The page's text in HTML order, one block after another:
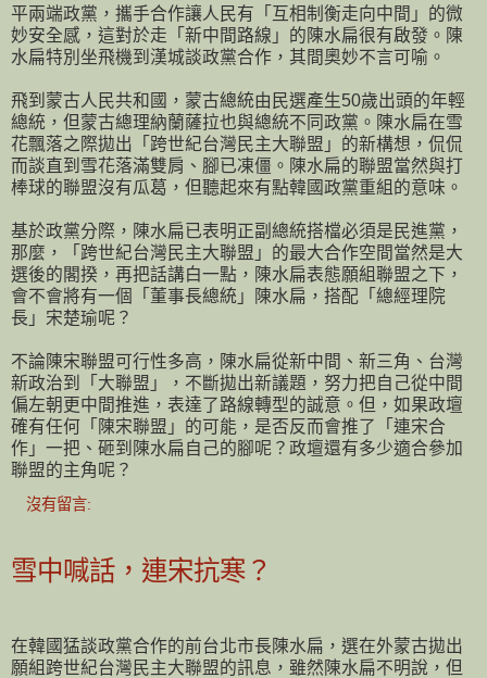
平兩端政黨，攜手合作讓人民有「互相制衡走向中間」的微
妙安全感，這對於走「新中間路線」的陳水扁很有啟發。陳
水扁特別坐飛機到漢城談政黨合作，其間奧妙不言可喻。
飛到蒙古人民共和國，蒙古總統由民選產生50歲出頭的年輕
總統，但蒙古總理納蘭薩拉也與總統不同政黨。陳水扁在雪
花飄落之際拋出「跨世紀台灣民主大聯盟」的新構想，侃侃
而談直到雪花落滿雙肩、腳已凍僵。陳水扁的聯盟當然與打
棒球的聯盟沒有瓜葛，但聽起來有點韓國政黨重組的意味。
基於政黨分際，陳水扁已表明正副總統搭檔必須是民進黨，
那麼，「跨世紀台灣民主大聯盟」的最大合作空間當然是大
選後的閣揆，再把話講白一點，陳水扁表態願組聯盟之下，
會不會將有一個「董事長總統」陳水扁，搭配「總經理院
長」宋楚瑜呢？
不論陳宋聯盟可行性多高，陳水扁從新中間、新三角、台灣
新政治到「大聯盟」，不斷拋出新議題，努力把自己從中間
偏左朝更中間推進，表達了路線轉型的誠意。但，如果政壇
確有任何「陳宋聯盟」的可能，是否反而會推了「連宋合
作」一把、砸到陳水扁自己的腳呢？政壇還有多少適合參加
聯盟的主角呢？
沒有留言:
雪中喊話，連宋抗寒？
在韓國猛談政黨合作的前台北市長陳水扁，選在外蒙古拋出
願組跨世紀台灣民主大聯盟的訊息，雖然陳水扁不明說，但